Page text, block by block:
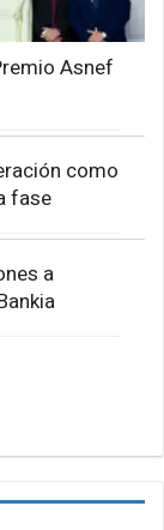
Asnef
como
fase
a